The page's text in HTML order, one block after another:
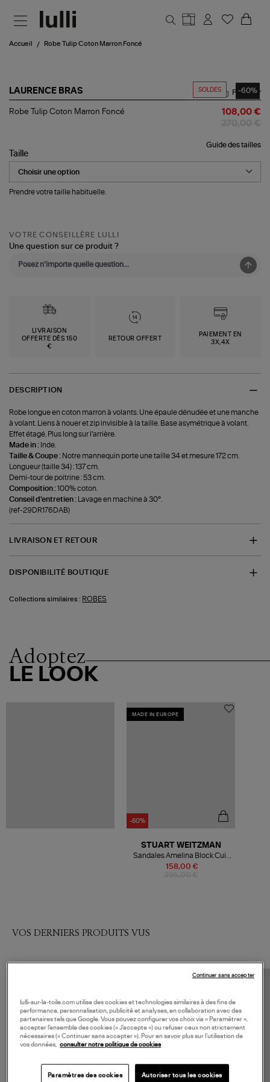
Accueil Robe Tulip Coton Marron Foncé
SOLDES -60%
LAURENCE BRAS
Robe
Foncé
Partager
Robe Tulip Coton Marron Foncé 108,00 €
Guide des tailles
Taille
Prendre votre taille habituelle.
VOTRE CONSEILLÈRE LULLI
Une question sur ce produit ?
LIVRAISON
OFFERTE DÈS 150
€
RETOUR OFFERT
PAIEMENT EN
3X,4X
DESCRIPTION
Robe longue en coton marron à volants. Une épaule dénudée et une manche
à volant. Liens à nouer et zip invisible à la taille. Base asymétrique à volant.
Effet étagé. Plus long sur l'arrière.
Made in : Inde.
Taille & Coupe : Notre mannequin porte une taille 34 et mesure 172 cm.
Longueur (taille 34) : 137 cm.
Demi-tour de poitrine : 53 cm.
Composition :100% coton.
Conseil d'entretien :
Lavage en machine à 30°.
(ref-29DR176DAB)
LIVRAISON ET RETOUR
DISPONIBILITÉ BOUTIQUE
Collections similaires : ROBES
Adoptez
LE LOOK
MADE IN EUROPE
-60%
158,00 €
STUART WEITZMAN
Sandales Amelina Block Cuir
Suédé Dolce
VOS DERNIERS PRODUITS VUS
lulli-sur-la-toile.com utilise des cookies et technologies similaires à des fins de
performance, personnalisation, publicité et analyses, en collaboration avec des
partenaires tels que Google. Vous pouvez configurer vos choix via « Paramétrer »,
accepter l’ensemble des cookies (« J’accepte ») ou refuser ceux non strictement
nécessaires (« Continuer sans accepter »). Pour en savoir plus sur l’utilisation de
vos données,
consulter notre politique de cookies
Paramètres des cookies Autoriser tous les cookies
Continuer sans accepter